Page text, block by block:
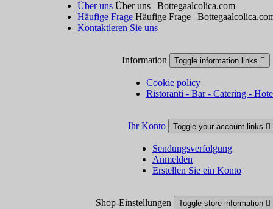
Über uns Über uns | Bottegaalcolica.com
Häufige Frage Häufige Frage |
Kontaktieren Sie uns
Information Toggle information links 
Cookie policy
Ristoranti - Bar - Catering -
Ihr Konto Toggle your account links 
Sendungsverfolgung
Anmelden
Erstellen Sie ein Konto
Shop-Einstellungen Toggle store information 